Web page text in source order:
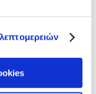
καθετί
τις ανάγκες του